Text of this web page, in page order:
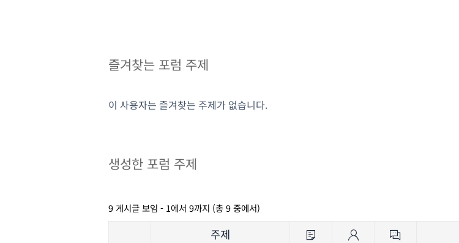
즐겨찾는 포럼 주제
이 사용자는 즐겨찾는 주제가 없습니다.
생성한 포럼 주제
9 게시글 보임 - 1에서 9까지 (총 9 중에서)
주제